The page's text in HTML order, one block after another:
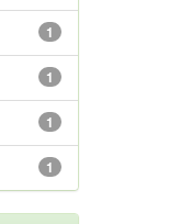
1
1
1
1